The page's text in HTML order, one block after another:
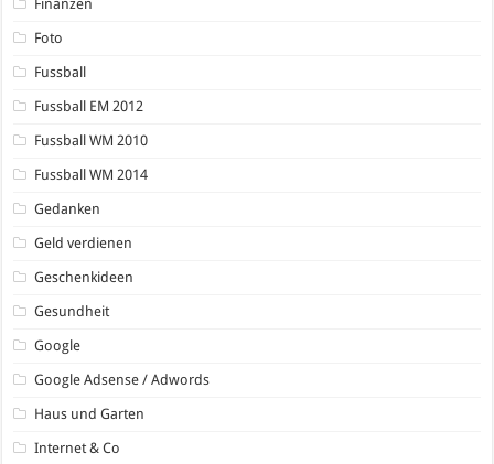
Finanzen
Foto
Fussball
Fussball EM 2012
Fussball WM 2010
Fussball WM 2014
Gedanken
Geld verdienen
Geschenkideen
Gesundheit
Google
Google Adsense / Adwords
Haus und Garten
Internet & Co